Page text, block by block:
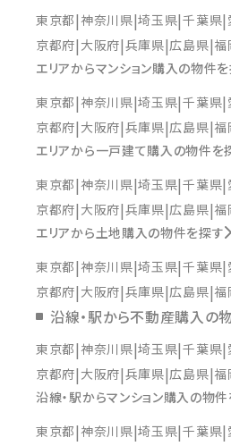
東京都 神奈川県 埼玉県 千葉県
京都府 大阪府 兵庫県 広島県 福
エリアからマンション購入の物件
東京都 神奈川県 埼玉県 千葉県
京都府 大阪府 兵庫県 広島県 福
エリアから一戸建て購入の物件を
東京都 神奈川県 埼玉県 千葉県
京都府 大阪府 兵庫県 広島県 福
エリアから土地購入の物件を探す
東京都 神奈川県 埼玉県 千葉県
京都府 大阪府 兵庫県 広島県 福
沿線・駅から不動産購入の
東京都 神奈川県 埼玉県 千葉県
京都府 大阪府 兵庫県 広島県 福
沿線・駅からマンション購入の物
東京都 神奈川県 埼玉県 千葉県